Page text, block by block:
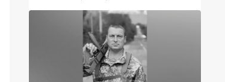
спокойно: простые советы